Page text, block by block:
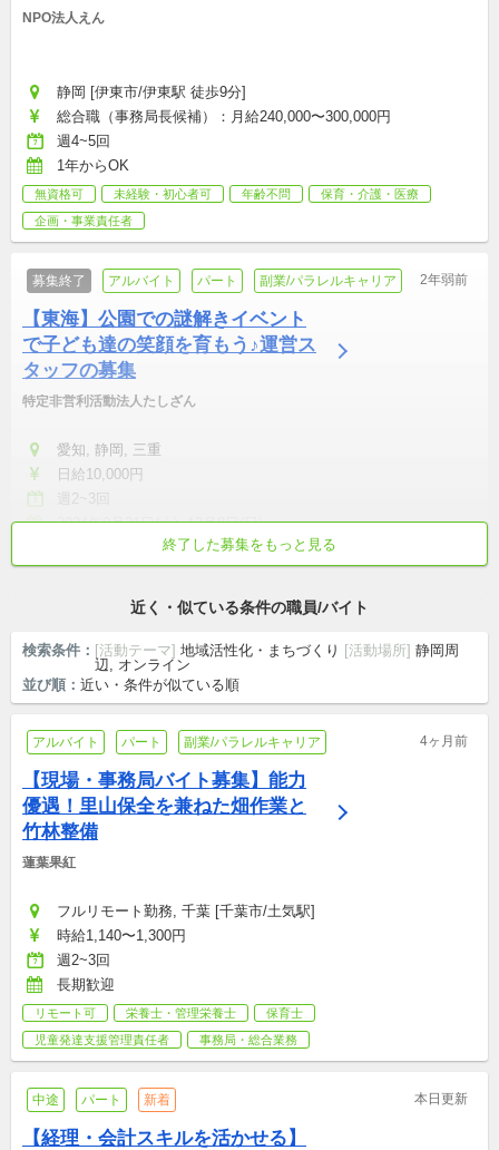
NPO法人えん
静岡 [伊東市/伊東駅 徒歩9分]
総合職（事務局長候補）：月給240,000〜300,000円
週4~5回
1年からOK
無資格可 未経験・初心者可 年齢不問
保育・介護・医療
企画・事業責任者
募集終了 アルバイト パート 副業/パラレルキャリア 2年弱前
【東海】公園での謎解きイベント
で子ども達の笑顔を育もう♪運営ス
タッフの募集
特定非営利活動法人たしざん
愛知, 静岡, 三重
日給10,000円
週2~3回
2024年9月21日(土)~12月8日(日)
ブランク可 未経験・初心者可
マイカー通勤可
終了した募集をもっと見る
近く・似ている条件の職員/バイト
検索条件： [活動テーマ] 地域活性化・まちづくり [活動場所] 静岡周
辺, オンライン
並び順： 近い・条件が似ている順
アルバイト パート 副業/パラレルキャリア 4ヶ月前
【現場・事務局バイト募集】能力
優遇！里山保全を兼ねた畑作業と
竹林整備
蓮葉果紅
フルリモート勤務, 千葉 [千葉市/土気駅]
時給1,140〜1,300円
週2~3回
長期歓迎
リモート可 栄養士・管理栄養士
保育士
児童発達支援管理責任者
事務局・総合業務
中途 パート 新着 本日更新
【経理・会計スキルを活かせる】